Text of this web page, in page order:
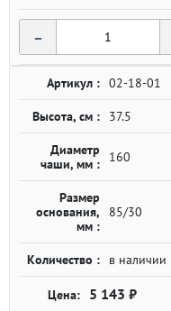
-
Артикул : 02-18-01
Высота, см : 37.5
Диаметр
чаши, мм :
160
Размер
основания,
мм :
85/30
Количество : в наличии
5 143 ₽